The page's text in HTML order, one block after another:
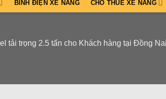
BÌNH ĐIỆN XE NÂNG CHO THUÊ XE NÂNG
tải trọng 2.5 tấn cho Khách hàng tại Đồng Nai